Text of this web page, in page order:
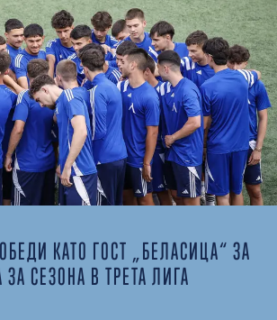
КАТО ГОСТ „БЕЛАСИЦА“ ЗА
СЕЗОНА В ТРЕТА ЛИГА